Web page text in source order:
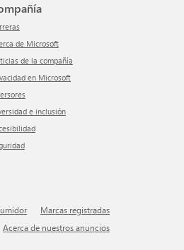
de Microsoft
de la compañía
en Microsoft
e inclusión
Marcas registradas
Acerca de nuestros anuncios